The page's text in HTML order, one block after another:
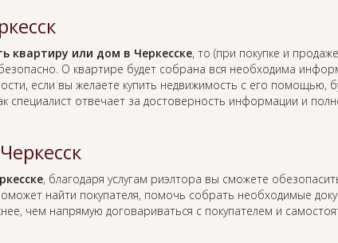
квартиру или дом в Черкесске, то (при покупке и
О квартире будет собрана вся необходима
если вы желаете купить недвижимость с его помощью,
специалист отвечает за достоверность информации и
, благодаря услугам риэлтора вы сможете
найти покупателя, помочь собрать необходимые
чем напрямую договариваться с покупателем и